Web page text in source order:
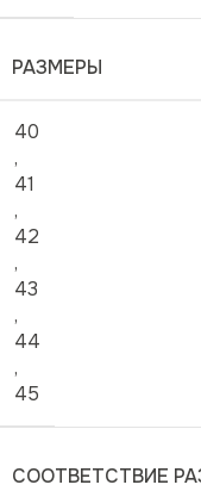
РАЗМЕРЫ
40
,
41
,
42
,
43
,
44
,
45
СООТВЕТСТВИЕ